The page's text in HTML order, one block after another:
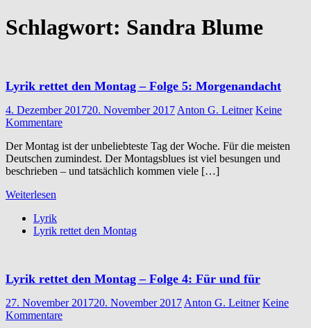
Schlagwort: Sandra Blume
Lyrik rettet den Montag – Folge 5: Morgenandacht
4. Dezember 201720. November 2017 Anton G. Leitner Keine
Kommentare
Der Montag ist der unbeliebteste Tag der Woche. Für die meisten
Deutschen zumindest. Der Montagsblues ist viel besungen und
beschrieben – und tatsächlich kommen viele […]
Weiterlesen
Lyrik
Lyrik rettet den Montag
Lyrik rettet den Montag – Folge 4: Für und für
27. November 201720. November 2017 Anton G. Leitner Keine
Kommentare